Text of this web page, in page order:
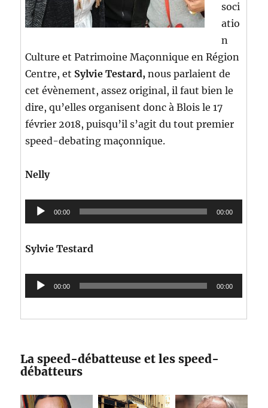
soci
atio
n
Culture et Patrimoine Maçonnique en Région
Centre, et Sylvie Testard, nous parlaient de
cet évènement, assez original, il faut bien le
dire, qu’elles organisent donc à Blois le 17
février 2018, puisqu’il s’agit du tout premier
speed-debating maçonnique.
Nelly
Lecteur
audio
00:00 00:00
Sylvie Testard
Lecteur
audio
00:00 00:00
La speed-débatteuse et les speed-
débatteurs